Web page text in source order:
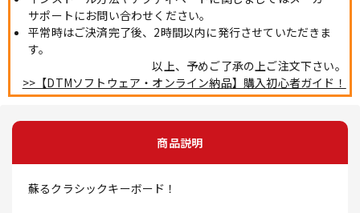
サポートにお問い合わせください。
平常時はご決済完了後、2時間以内に発行させていただきま
す。
以上、予めご了承の上ご注文下さい。
>>【DTMソフトウェア・オンライン納品】購入初心者ガイド！
商品説明
蘇るクラシックキーボード！